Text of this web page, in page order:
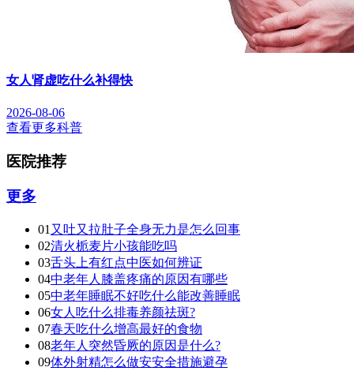
女人肾虚吃什么补得快
2026-08-06
查看更多科普
医院推荐
更多
01 又吐又拉肚子全身无力是怎么回事
02清火栀麦片小孩能吃吗
03舌头上有红点中医如何辨证
04中老年人膝盖疼痛的原因有哪些
05中老年睡眠不好吃什么能改善睡眠
06女人吃什么排毒养颜祛斑?
07春天吃什么增高最好的食物
08老年人突然昏厥的原因是什么?
09体外射精怎么做安安全措施避孕